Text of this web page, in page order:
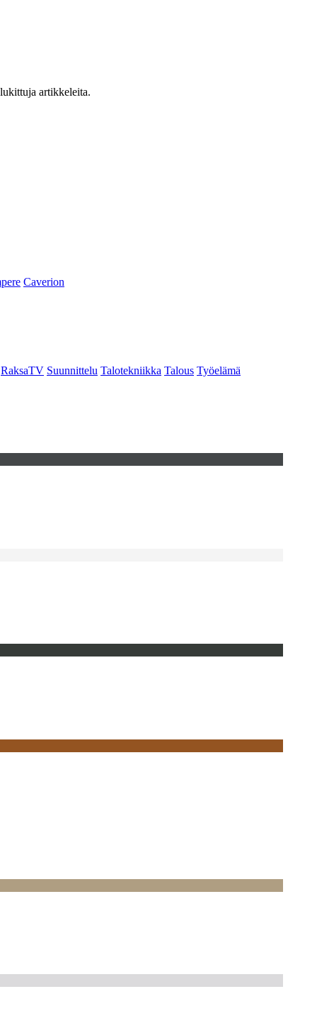
artikkeleita.
Caverion
RaksaTV Suunnittelu Talotekniikka Talous Työelämä